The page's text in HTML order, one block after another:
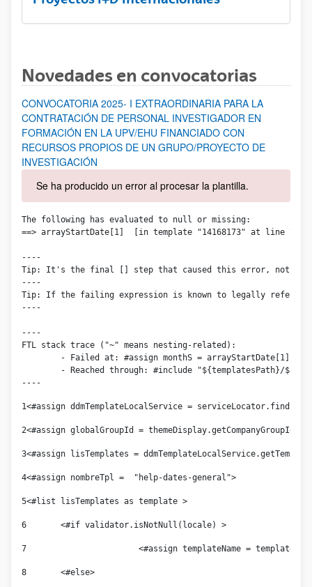
Novedades en convocatorias
CONVOCATORIA 2025- I EXTRAORDINARIA PARA LA
CONTRATACIÓN DE PERSONAL INVESTIGADOR EN
FORMACIÓN EN LA UPV/EHU FINANCIADO CON
RECURSOS PROPIOS DE UN GRUPO/PROYECTO DE
INVESTIGACIÓN
Se ha producido un error al procesar la plantilla.
The following has evaluated to null or missing:
==> arrayStartDate[1]  [in template "14168173" at line 71,
----
Tip: It's the final [] step that caused this error, not
----
Tip: If the failing expression is known to legally refer to
----
----
FTL stack trace ("~" means nesting-related):
----
1<#assign ddmTemplateLocalService =
2<#assign globalGroupId =
3<#assign lisTemplates =
4<#assign nombreTpl =  "help-dates-general">
5<#list lisTemplates as template >
6
	<#if validator.isNotNull(locale) >
7
<#assign templateName =
8
	<#else>